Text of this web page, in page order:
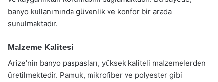
banyo kullanımında güvenlik ve konfor bir arada
sunulmaktadır.
Malzeme Kalitesi
Arize’nin banyo paspasları, yüksek kaliteli malzemelerden
üretilmektedir. Pamuk, mikrofiber ve polyester gibi